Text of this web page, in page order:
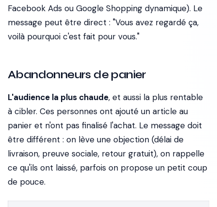
Facebook Ads ou Google Shopping dynamique). Le
message peut être direct : "Vous avez regardé ça,
voilà pourquoi c'est fait pour vous."
Abandonneurs de panier
L'audience la plus chaude, et aussi la plus rentable
à cibler. Ces personnes ont ajouté un article au
panier et n'ont pas finalisé l'achat. Le message doit
être différent : on lève une objection (délai de
livraison, preuve sociale, retour gratuit), on rappelle
ce qu'ils ont laissé, parfois on propose un petit coup
de pouce.